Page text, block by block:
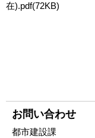
在).pdf(72KB)
お問い合わせ
都市建設課